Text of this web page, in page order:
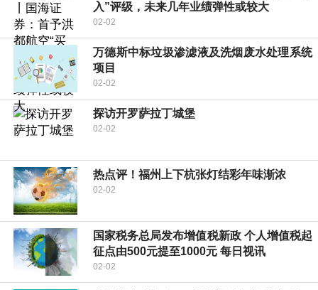
入”评级，未来几年业绩弹性或较大
02-02
万德斯中标垃圾渗滤液及洗烟废水处理系统
项目
02-02
探访开罗萨拉丁城堡
02-02
热点评！福州上下杭张灯结彩年味渐浓
02-02
国家税务总局发布增值税新政 个人增值税起
征点由500元提至1000元 每日视讯
02-02